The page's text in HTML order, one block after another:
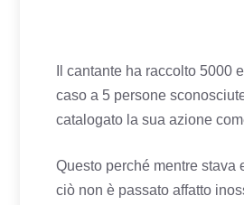
Il cantante ha raccolto 5000
caso a 5 persone
catalogato la sua azione
Questo perché mentre
ciò non è passato affatto